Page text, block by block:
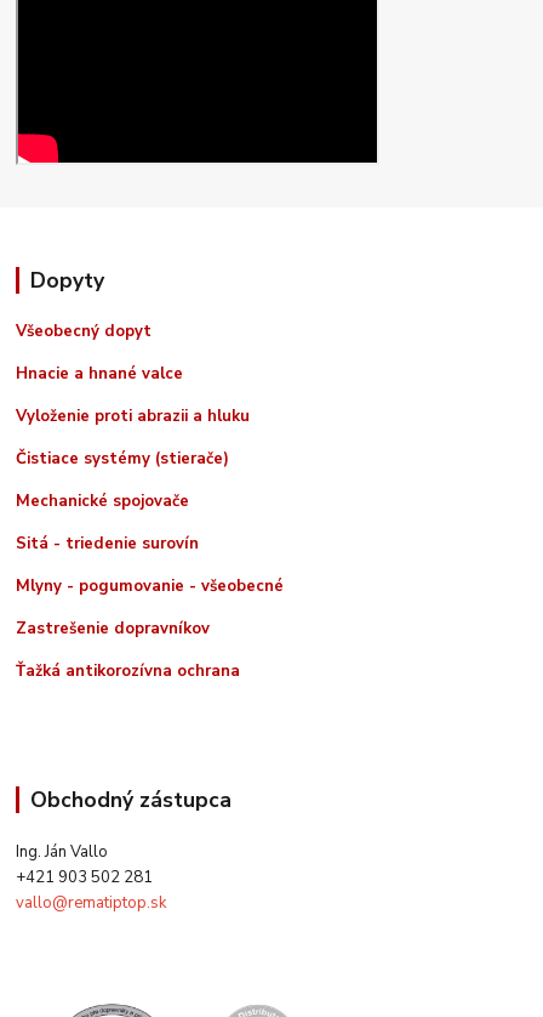
Dopyty
Všeobecný dopyt
Hnacie a hnané valce
Vyloženie proti abrazii a hluku
Čistiace systémy (stierače)
Mechanické spojovače
Sitá - triedenie surovín
Mlyny - pogumovanie - všeobecné
Zastrešenie dopravníkov
Ťažká antikorozívna ochrana
Obchodný zástupca
Ing. Ján Vallo
+421 903 502 281
vallo@rematiptop.sk